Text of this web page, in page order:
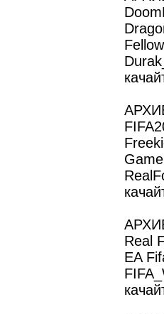
Real
EA